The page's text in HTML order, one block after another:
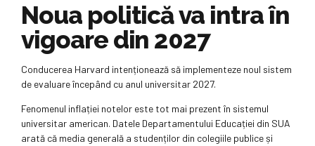
Noua politică va intra în
vigoare din 2027
Conducerea Harvard intenționează să implementeze noul sistem
de evaluare începând cu anul universitar 2027.
Fenomenul inflației notelor este tot mai prezent în sistemul
universitar american. Datele Departamentului Educației din SUA
arată că media generală a studenților din colegiile publice și